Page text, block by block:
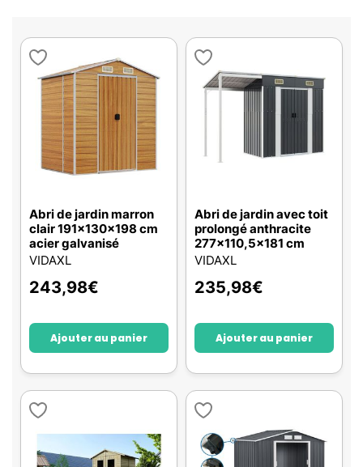
Abri de jardin marron
clair 191x130x198 cm
acier galvanisé
VIDAXL
243,98€
Ajouter au panier
Abri de jardin avec toit
prolongé anthracite
277x110,5x181 cm
VIDAXL
235,98€
Ajouter au panier